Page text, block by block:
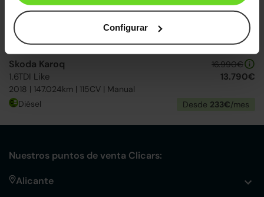
Configurar
Skoda Karoq
1.6TDI Like
2018 | 147.024km | 115CV | Manual
16.990€
13.790€
Diésel Desde 233€/mes
Nuestros puntos de venta Clicars:
Alicante